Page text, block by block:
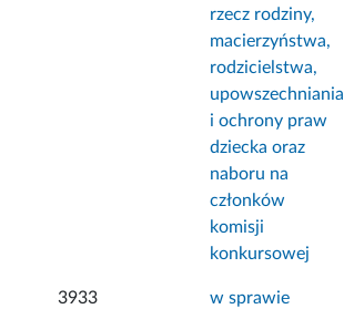
rzecz rodziny,
macierzyństwa,
rodzicielstwa,
upowszechniania
i ochrony praw
dziecka oraz
naboru na
członków
komisji
konkursowej
3933
w sprawie